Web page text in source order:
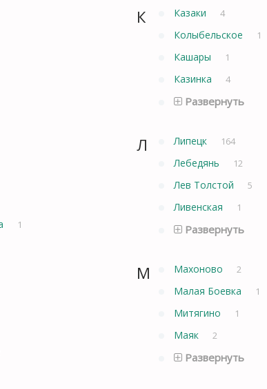
1
К Казаки 4
Колыбельское 1
Кашары 1
Казинка 4
Развернуть
Л Липецк 164
Лебедянь 12
Лев Толстой 5
Ливенская 1
Развернуть
М Махоново 2
Малая Боевка 1
Митягино 1
Маяк 2
Развернуть